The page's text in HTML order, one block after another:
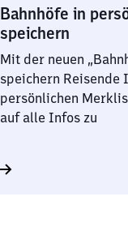
Bahnhöfe in
speichern
Mit der neuen
speichern Reisende
persönlichen
auf alle Infos zu